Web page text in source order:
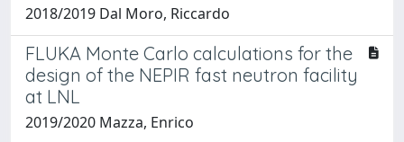
2018/2019 Dal Moro, Riccardo
FLUKA Monte Carlo calculations for the
design of the NEPIR fast neutron facility
at LNL
2019/2020 Mazza, Enrico